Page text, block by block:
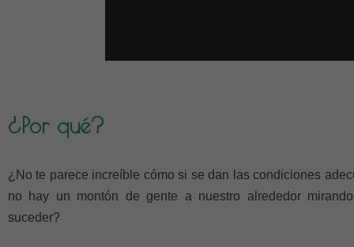
¿Por qué?
¿No te parece increíble cómo si se dan las condiciones
no hay un montón de gente a nuestro alrededor
suceder?